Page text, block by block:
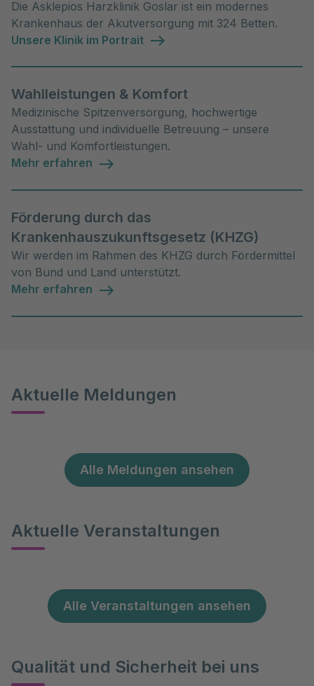
Die Asklepios Harzklinik Goslar ist ein modernes
Krankenhaus der Akutversorgung mit 324 Betten.
Unsere Klinik im Portrait
Wahlleistungen & Komfort
Medizinische Spitzenversorgung, hochwertige
Ausstattung und individuelle Betreuung – unsere
Wahl- und Komfortleistungen.
Mehr erfahren
Förderung durch das
Krankenhauszukunftsgesetz (KHZG)
Wir werden im Rahmen des KHZG durch Fördermittel
von Bund und Land unterstützt.
Mehr erfahren
Aktuelle Meldungen
Alle Meldungen ansehen
Aktuelle Veranstaltungen
Alle Veranstaltungen ansehen
Qualität und Sicherheit bei uns